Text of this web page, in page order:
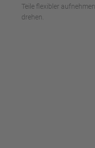
Teile flexibler
drehen.